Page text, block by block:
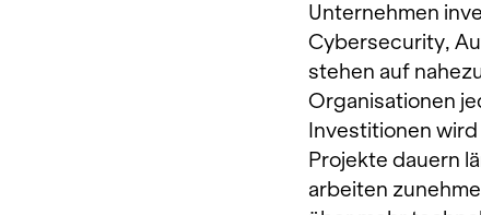
Unternehmen
Cybersecurity,
stehen auf
Organisationen
Investitionen
Projekte dauern
arbeiten